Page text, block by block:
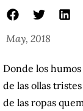
May, 2018
Donde los humos
de las ollas
de las ropas